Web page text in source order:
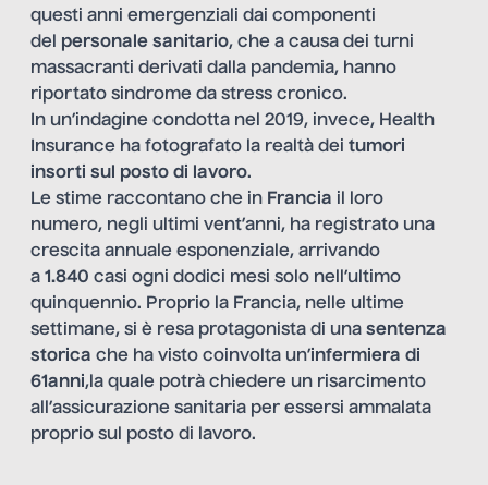
questi anni emergenziali dai componenti
del personale sanitario, che a causa dei turni
massacranti derivati dalla pandemia, hanno
riportato sindrome da stress cronico.
In un’indagine condotta nel 2019, invece, Health
Insurance ha fotografato la realtà dei tumori
insorti sul posto di lavoro.
Le stime raccontano che in Francia il loro
numero, negli ultimi vent’anni, ha registrato una
crescita annuale esponenziale, arrivando
a 1.840 casi ogni dodici mesi solo nell’ultimo
quinquennio. Proprio la Francia, nelle ultime
settimane, si è resa protagonista di una sentenza
storica che ha visto coinvolta un’infermiera di
61anni,la quale potrà chiedere un risarcimento
all’assicurazione sanitaria per essersi ammalata
proprio sul posto di lavoro.